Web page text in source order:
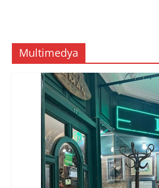
Multimedya